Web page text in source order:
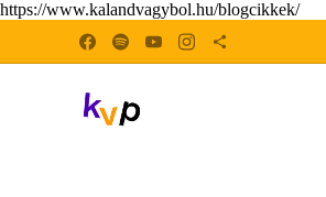
https://www.kalandvagybol.hu/blogcikkek/